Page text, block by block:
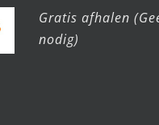
Gratis afhalen
nodig)